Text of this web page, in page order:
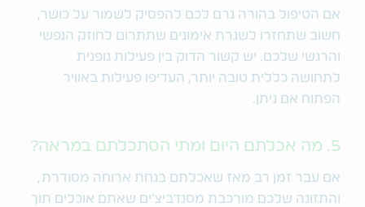
אם הטיפול בהורה גרם לכם להפסיק לשמור על כושר,
חשוב שתחזרו לשגרת אימונים שתתרום לחוזק הנפשי
והרגשי שלכם. יש קשור הדוק בין פעילות גופנית
לתחושה כללית טובה יותר, העדיפו פעילות באוויר
הפתוח אם ניתן.
5. מה אכלתם היום ומתי הסתכלתם במראה?
אם עבר זמן רב מאז שאכלתם בנחת ארוחה מסודרת,
והתזונה שלכם מורכבת מסנדביצ'ים שאתם אוכלים תוך